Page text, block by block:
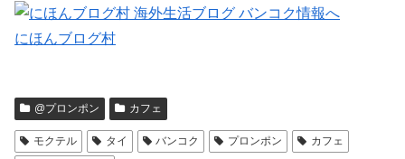
にほんブログ村
@プロンポン カフェ
モクテル タイ バンコク プロンポン
カフェ